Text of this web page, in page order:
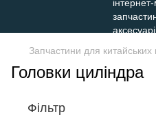
Запчастини для китайських
Головки циліндра
Фільтр